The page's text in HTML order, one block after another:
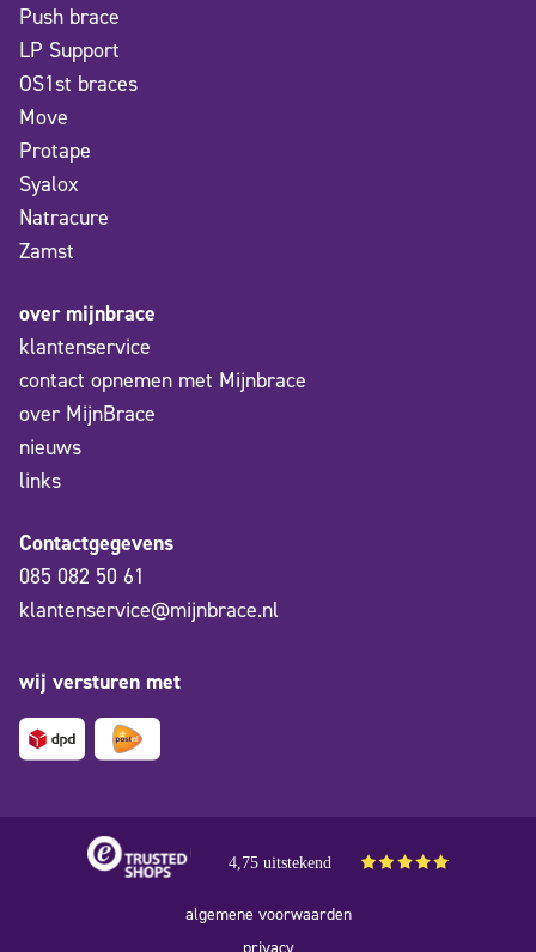
Push brace
LP Support
OS1st braces
Move
Protape
Syalox
Natracure
Zamst
over mijnbrace
klantenservice
contact opnemen met Mijnbrace
over MijnBrace
nieuws
links
Contactgegevens
085 082 50 61
klantenservice@mijnbrace.nl
wij versturen met
4,75 uitstekend
algemene voorwaarden